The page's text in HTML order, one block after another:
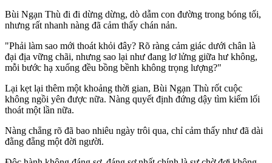
Bùi Ngạn Thù đi đi dừng dừng, dò dẫm con đường trong bóng tối,
nhưng rất nhanh nàng đã cảm thấy chán nản.
"Phải làm sao mới thoát khỏi đây? Rõ ràng cảm giác dưới chân là
đại địa vững chãi, nhưng sao lại như đang lơ lửng giữa hư không,
mỗi bước hạ xuống đều bồng bềnh không trọng lượng?"
Lại kẹt lại thêm một khoảng thời gian, Bùi Ngạn Thù rốt cuộc
không ngồi yên được nữa. Nàng quyết định đứng dậy tìm kiếm lối
thoát một lần nữa.
Nàng chẳng rõ đã bao nhiêu ngày trôi qua, chỉ cảm thấy như đã dài
đằng đẵng một đời người.